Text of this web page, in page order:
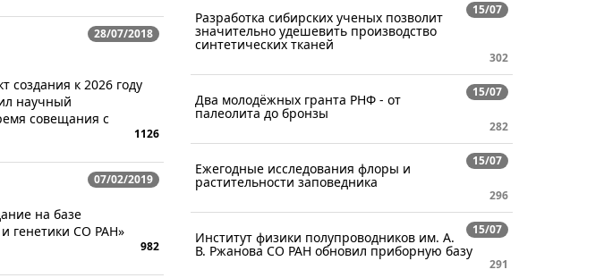
28/07/2018
создания к 2026 году
научный
совещания с
1126
07/02/2019
на базе
генетики СО РАН»
982
15/07
Разработка сибирских ученых позволит
значительно удешевить производство
синтетических тканей
302
15/07
Два молодёжных гранта РНФ - от
палеолита до бронзы
282
15/07
Ежегодные исследования флоры и
растительности заповедника
296
15/07
Институт физики полупроводников им. А.
В. Ржанова СО РАН обновил приборную базу
291